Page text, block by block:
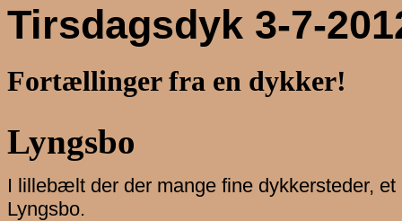
Tirsdagsdyk 3-7-
Fortællinger fra en dykker!
Lyngsbo
I lillebælt der der mange fine dykkersteder,
Lyngsbo.